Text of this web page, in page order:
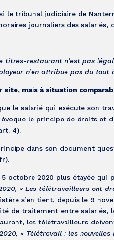
le tribunal judiciaire de
journaliers des
titres-restaurant n’est pas
n’en attribue pas du tout
site, mais à situation
le salarié qui exécute son
le principe de droits et
4).
dans son document
octobre 2020 plus étayée
« Les télétravailleurs ont
s’en tient, depuis le 9
de traitement entre salariés,
les télétravailleurs
« Télétravail : les